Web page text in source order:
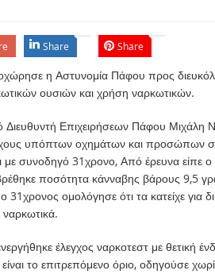
Share Share
η Αστυνομία Πάφου προς
ουσιών και χρήση ναρκωτικών.
Επιχειρήσεων Πάφου Μιχάλη
υπόπτων οχημάτων και προσώπων
συνοδηγό 31χρονο, Από έρευνα είπε
ποσότητα κάνναβης βάρους 9,5
ομολόγησε ότι τα κατείχε για
ναρκωτικά.
έλεγχος ναρκοτεστ με θετική
το επιτρεπόμενο όριο, οδηγούσε